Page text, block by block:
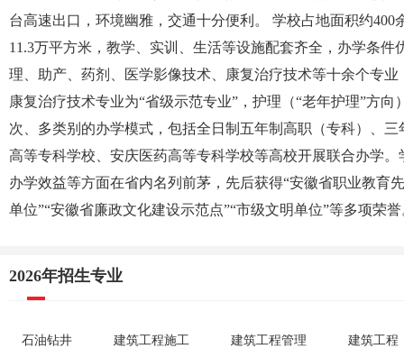
台高速出口，环境幽雅，交通十分便利。 学校占地面积约400
11.3万平方米，教学、实训、生活等设施配套齐全，办学条件
理、助产、药剂、医学影像技术、康复治疗技术等十余个专业
康复治疗技术专业为“省级示范专业”，护理（“老年护理”方
次、多类别的办学模式，包括全日制五年制高职（专科）、
高等专科学校、安庆医药高等专科学校等高校开展联合办学
办学效益等方面在省内名列前茅，先后获得“安徽省职业教育
单位”“安徽省廉政文化建设示范点”“市级文明单位”等多项荣
2026年招生专业
石油钻井 建筑工程施工 建筑工程管理 建筑工程